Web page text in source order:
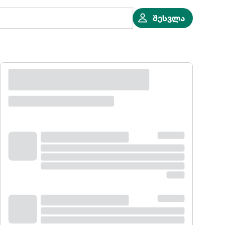
შესვლა